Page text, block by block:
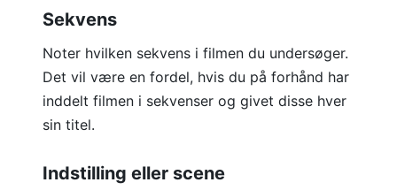
Sekvens
Noter hvilken sekvens i filmen du undersøger.
Det vil være en fordel, hvis du på forhånd har
inddelt filmen i sekvenser og givet disse hver
sin titel.
Indstilling eller scene